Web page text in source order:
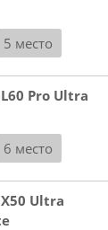
5 место
Pro Ultra
6 место
Ultra